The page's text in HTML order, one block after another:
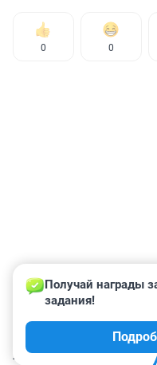
0 0
КОММЕНТАРИИ 7
Получай награды
задания!